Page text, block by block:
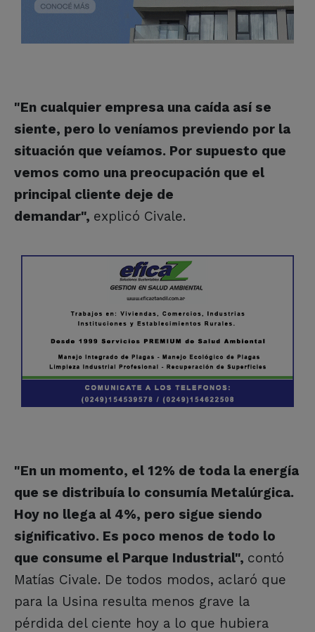
"En cualquier empresa una caída así se
siente, pero lo veníamos previendo por la
situación que veíamos. Por supuesto que
vemos como una preocupación que el
principal cliente deje de
demandar", explicó Civale.
"En un momento, el 12% de toda la energía
que se distribuía lo consumía Metalúrgica.
Hoy no llega al 4%, pero sigue siendo
significativo. Es poco menos de todo lo
que consume el Parque Industrial", contó
Matías Civale. De todos modos, aclaró que
para la Usina resulta menos grave la
pérdida del ciente hoy a lo que hubiera